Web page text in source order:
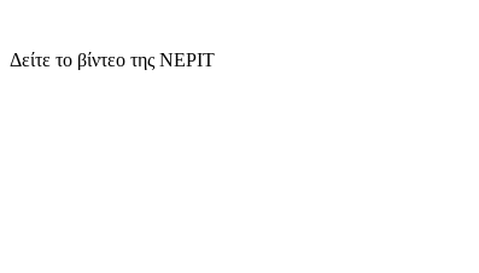
Δείτε το βίντεο της ΝΕΡΙΤ